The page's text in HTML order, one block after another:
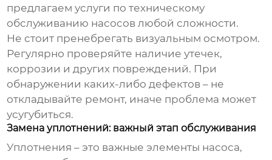
предлагаем услуги по техническому
обслуживанию насосов любой сложности.
Не стоит пренебрегать визуальным осмотром.
Регулярно проверяйте наличие утечек,
коррозии и других повреждений. При
обнаружении каких-либо дефектов – не
откладывайте ремонт, иначе проблема может
усугубиться.
Замена уплотнений: важный этап обслуживания
Уплотнения – это важные элементы насоса,